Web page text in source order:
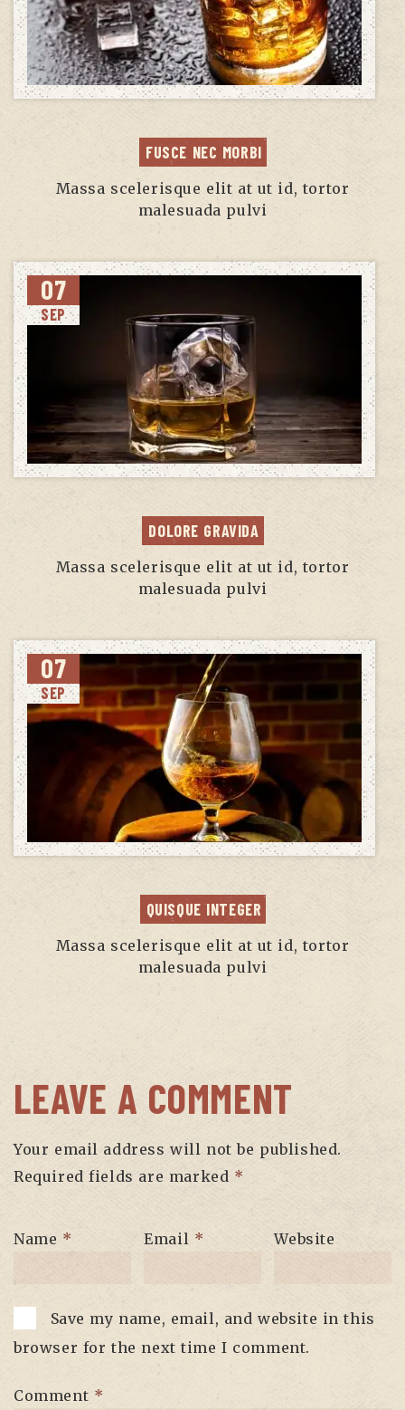
FUSCE NEC MORBI
Massa scelerisque elit at ut id, tortor
malesuada pulvi
07
SEP
DOLORE GRAVIDA
Massa scelerisque elit at ut id, tortor
malesuada pulvi
07
SEP
QUISQUE INTEGER
Massa scelerisque elit at ut id, tortor
malesuada pulvi
LEAVE A COMMENT
Your email address will not be published.
Required fields are marked *
Name * Email * Website
Save my name, email, and website in this
browser for the next time I comment.
Comment *